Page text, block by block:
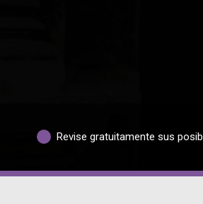
Revise gratuitamente sus